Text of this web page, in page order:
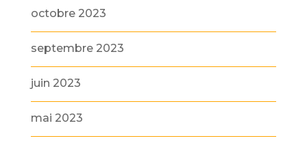
octobre 2023
septembre 2023
juin 2023
mai 2023